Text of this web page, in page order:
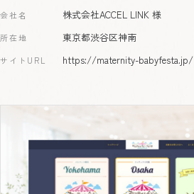
会社名 株式会社ACCEL LINK 様
所在地 東京都渋谷区神南
サイトURL https://maternity-babyfesta.jp/